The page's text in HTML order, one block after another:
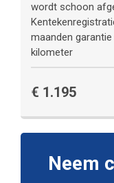
Wielbasis
Lengte
Breedte
Hoogte
Gelaagde
wordt schoon
maanden
kilometer
€ 1.195
Neem